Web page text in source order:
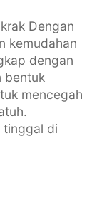
Dengan
kemudahan
dengan
bentuk
mencegah
tinggal di